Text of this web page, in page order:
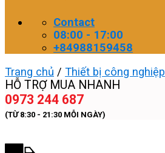
Contact
08:00 - 17:00
+84988159458
Trang chủ / Thiết bị công nghiệp
HỖ TRỢ MUA NHANH
0973 244 687
(TỪ 8:30 - 21:30 MỖI NGÀY)